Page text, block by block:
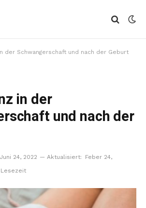
der Schwangerschaft und nach der Geburt
in der
und nach der
Juni 24, 2022 Aktualisiert:
Feber 24,
Lesezeit